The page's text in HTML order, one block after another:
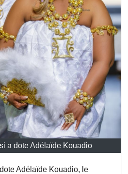
a dote Adélaïde Kouadio
Adélaïde Kouadio, le